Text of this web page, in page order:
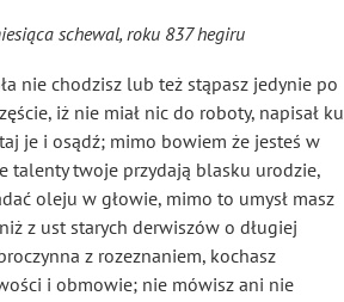
schewal, roku 837 hegiru
nie chodzisz lub też stąpasz jedynie po
iż nie miał nic do roboty, napisał ku
je i osądź; mimo bowiem że jesteś w
talenty twoje przydają blasku urodzie,
oleju w głowie, mimo to umysł masz
z ust starych derwiszów o długiej
z rozeznaniem, kochasz
i obmowie; nie mówisz ani nie